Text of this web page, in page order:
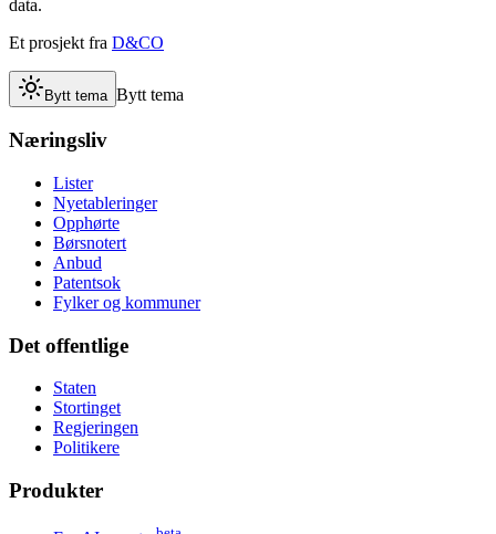
data.
Et prosjekt fra D&CO
Bytt tema Bytt tema
Næringsliv
Lister
Nyetableringer
Opphørte
Børsnotert
Anbud
Patentsok
Fylker og kommuner
Det offentlige
Staten
Stortinget
Regjeringen
Politikere
Produkter